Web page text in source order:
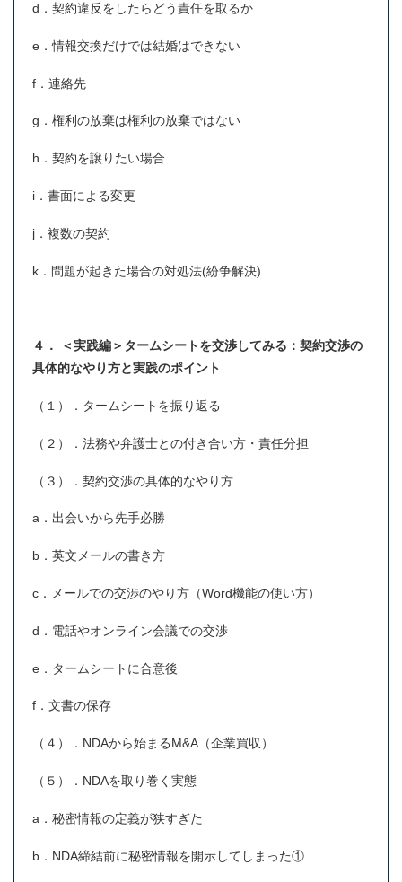
d．契約違反をしたらどう責任を取るか
e．情報交換だけでは結婚はできない
f．連絡先
g．権利の放棄は権利の放棄ではない
h．契約を譲りたい場合
i．書面による変更
j．複数の契約
k．問題が起きた場合の対処法(紛争解決)
４．
＜実践編＞タームシートを交渉してみる：契約交渉の
具体的なやり方と実践のポイント
（１）．タームシートを振り返る
（２）．法務や弁護士との付き合い方・責任分担
（３）．契約交渉の具体的なやり方
a．出会いから先手必勝
b．英文メールの書き方
c．メールでの交渉のやり方（Word機能の使い方）
d．電話やオンライン会議での交渉
e．タームシートに合意後
f．文書の保存
（４）．NDAから始まるM&A（企業買収）
（５）．NDAを取り巻く実態
a．秘密情報の定義が狭すぎた
b．NDA締結前に秘密情報を開示してしまった①